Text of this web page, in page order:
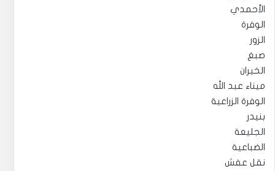
الأحمدي
الوفرة
الزور
صبغ
الخيران
ميناء عبد الله
الوفرة الزراعية
بنيدر
الجليعة
الضباعية
نقل عفش